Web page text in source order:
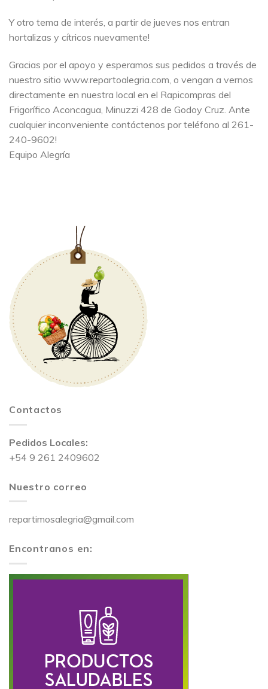
Y otro tema de interés, a partir de jueves nos entran
hortalizas y cítricos nuevamente!
Gracias por el apoyo y esperamos sus pedidos a través de
nuestro sitio www.repartoalegria.com, o vengan a vernos
directamente en nuestra local en el Rapicompras del
Frigorífico Aconcagua, Minuzzi 428 de Godoy Cruz. Ante
cualquier inconveniente contáctenos por teléfono al 261-
240-9602!
Equipo Alegría
Contactos
Pedidos Locales:
+54 9 261 2409602
Nuestro correo
repartimosalegria@gmail.com
Encontranos en: